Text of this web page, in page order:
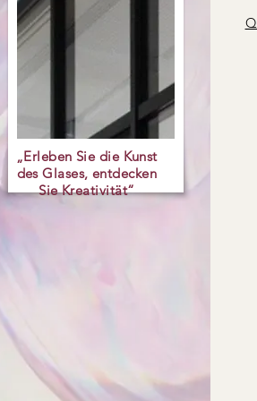
„Erleben Sie die Kunst
des Glases, entdecken
Sie Kreativität“